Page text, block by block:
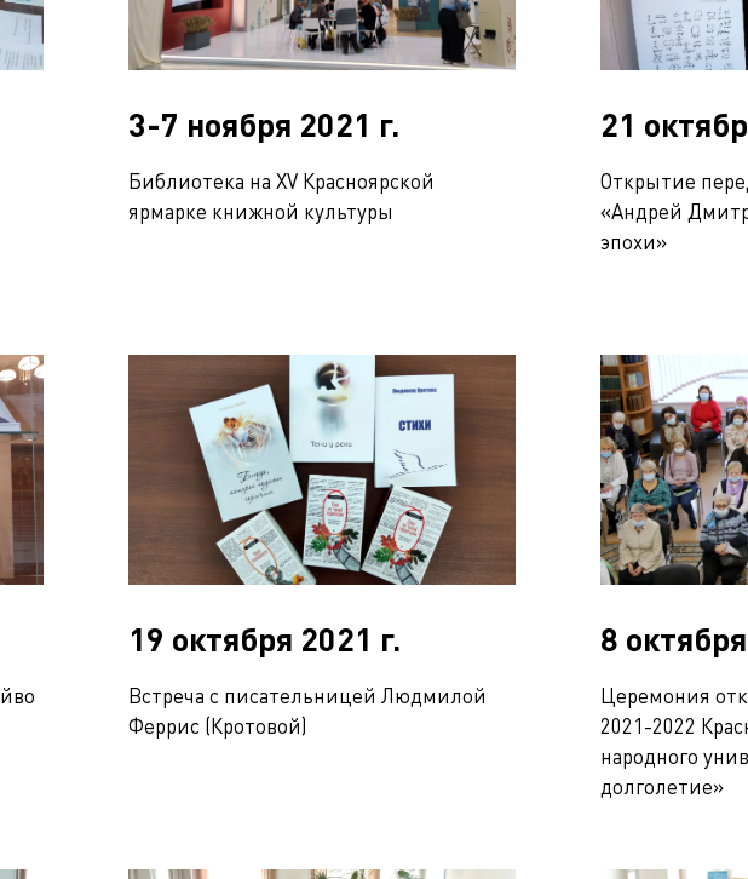
3-7 ноября 2021 г.
Библиотека на XV Красноярской
ярмарке книжной культуры
21
Открытие
«Андрей
эпохи»
19 октября 2021 г.
Встреча с писательницей Людмилой
Феррис (Кротовой)
8
Церемония
2021-2022
народного
долголетие»